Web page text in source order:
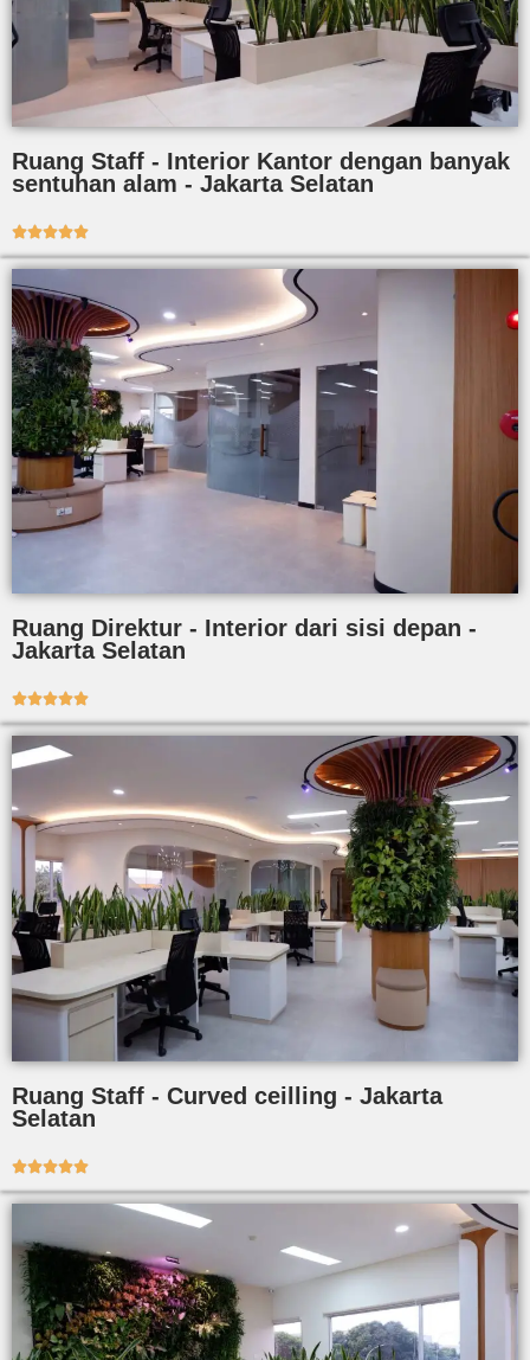
Ruang Staff - Interior Kantor dengan banyak
sentuhan alam - Jakarta Selatan

Ruang Direktur - Interior dari sisi depan -
Jakarta Selatan

Ruang Staff - Curved ceilling - Jakarta
Selatan
